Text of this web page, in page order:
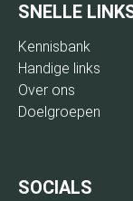
SNELLE
Kennisbank
Handige links
Over ons
Doelgroepen
SOCIALS